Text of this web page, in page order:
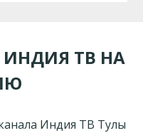
ТВ НА
Индия ТВ Тулы